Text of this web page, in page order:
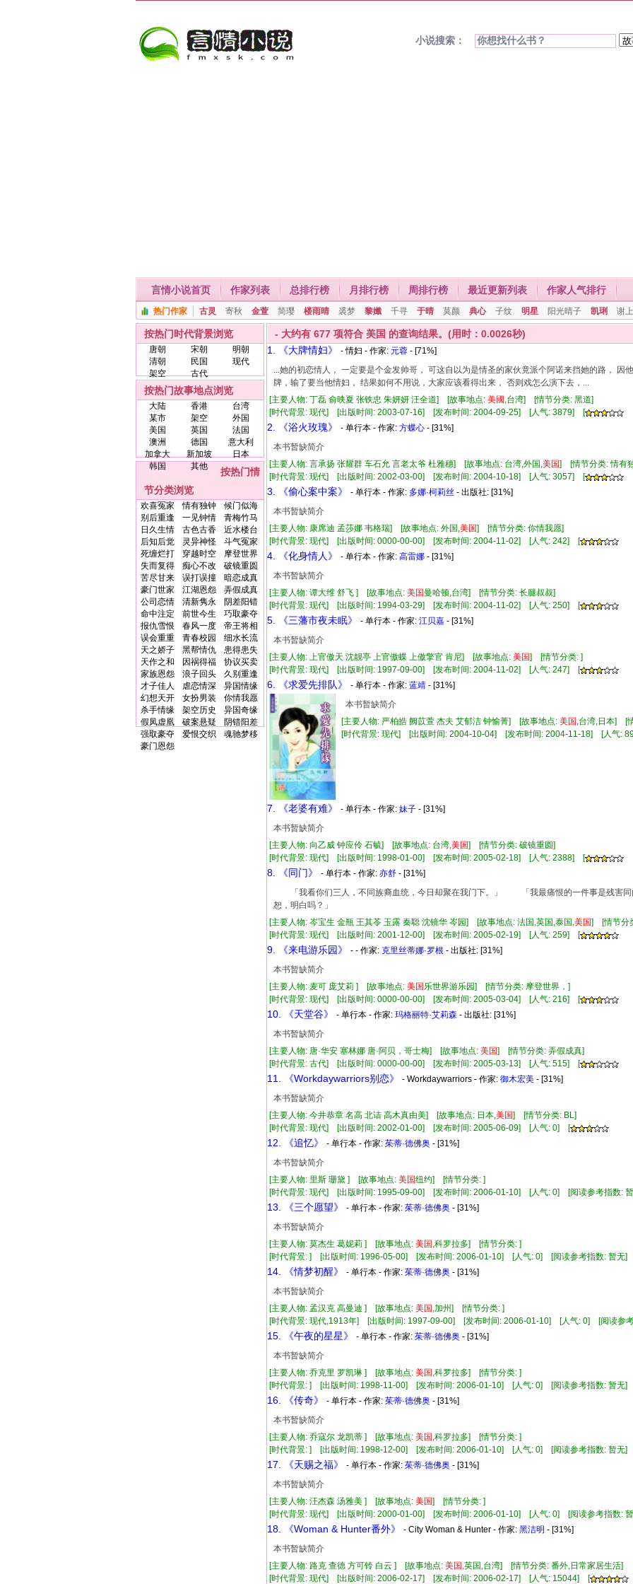
小说搜索：
言情小说首页 作家列表 总排行榜 月排行榜 周排行榜 最近更新列表 作家人气排行
热门作家 古灵 寄秋 金萱 简璎 楼雨晴 裘梦 黎孅 千寻 于晴 莫颜 典心 子纹 明星 阳光晴子 凯琍 谢
按热门时代背景浏览
唐朝 宋朝
明朝
清朝
民国
现代
架空
古代
按热门故事地点浏览
大陆 香港
台湾
某市
架空
外国
美国
英国
法国
澳洲
德国
意大利
加拿大
新加坡
日本
韩国
其他
按热门情
节分类浏览
欢喜冤家 情有独钟
候门似海
别后重逢
一见钟情
青梅竹马
日久生情
古色古香
近水楼台
后知后觉
灵异神怪
斗气冤家
死缠烂打
穿越时空
摩登世界
失而复得
痴心不改
破镜重圆
苦尽甘来
误打误撞
暗恋成真
豪门世家
江湖恩怨
弄假成真
公司恋情
清新隽永
阴差阳错
命中注定
前世今生
巧取豪夺
报仇雪恨
春风一度
帝王将相
误会重重
青春校园
细水长流
天之娇子
黑帮情仇
患得患失
天作之和
因祸得福
协议买卖
家族恩怨
浪子回头
久别重逢
才子佳人
虐恋情深
异国情缘
幻想天开
女扮男装
你情我愿
杀手情缘
架空历史
异国奇缘
假凤虚凰
破案悬疑
阴错阳差
强取豪夺
爱恨交织
魂驰梦移
豪门恩怨
- 大约有 677 项符合 美国 的查询结果。(用时：0.0026秒)
1. 《大牌情妇》
- 情妇 - 作家: 元蓉 - [71%]
...她的初恋情人， 一定要是个金发帅哥， 可这自以为是情圣的家伙竟派个阿诺来挡她的路， 因
牌，输了要当他情妇， 结果如何不用说，大家应该看得出来， 否则戏怎么演下去，...
[主要人物: 丁磊 俞映夏 张铁忠 朱妍妍 汪全道] [故事地点: 美國 ,台湾] [情节分类: 黑道]
[时代背景: 现代] [出版时间: 2003-07-16] [发布时间: 2004-09-25] [人气: 3879] [
2. 《浴火玫瑰》 - 单行本 - 作家: 方蝶心 - [31%]
本书暂缺简介
[主要人物: 言承扬 张耀群 车石允 言老太爷 杜雅穗] [故事地点: 台湾,外国,美国] [情节分类: 情有
[时代背景: 现代] [出版时间: 2002-03-00] [发布时间: 2004-10-18] [人气: 3057] [
3. 《偷心案中案》 - 单行本 - 作家: 多娜·柯莉丝 - 出版社: [31%]
本书暂缺简介
[主要人物: 康席迪 孟莎娜 韦格瑞] [故事地点: 外国,美国] [情节分类: 你情我愿]
[时代背景: 现代] [出版时间: 0000-00-00] [发布时间: 2004-11-02] [人气: 242] [
4. 《化身情人》 - 单行本 - 作家: 高雷娜 - [31%]
本书暂缺简介
[主要人物: 谭大维 舒飞 ] [故事地点: 美国 曼哈顿,台湾] [情节分类: 长腿叔叔]
[时代背景: 现代] [出版时间: 1994-03-29] [发布时间: 2004-11-02] [人气: 250] [
5. 《三藩市夜未眠》 - 单行本 - 作家: 江贝嘉 - [31%]
本书暂缺简介
[主要人物: 上官傲天 沈靓亭 上官傲蝶 上傲擎官 肯尼] [故事地点: 美国] [情节分类: ]
[时代背景: 现代] [出版时间: 1997-09-00] [发布时间: 2004-11-02] [人气: 247] [
6. 《求爱先排队》 - 单行本 - 作家: 蓝靖 - [31%]
本书暂缺简介
[主要人物: 严柏皓 阙苡萱 杰夫 艾郁洁 钟愉菁] [故事地点: 美国 ,台湾,日本] [
[时代背景: 现代] [出版时间: 2004-10-04] [发布时间: 2004-11-18] [人气:
7. 《老婆有难》 - 单行本 - 作家: 妹子 - [31%]
本书暂缺简介
[主要人物: 向乙威 钟应伶 石毓] [故事地点: 台湾,美国] [情节分类: 破镜重圆]
[时代背景: 现代] [出版时间: 1998-01-00] [发布时间: 2005-02-18] [人气: 2388] [
8. 《同门》 - 单行本 - 作家: 亦舒 - [31%]
「我看你们三人，不同族裔血统，今日却聚在我门下。」 「我最痛恨的一件事是残害
恕，明白吗？」
[主要人物: 岑宝生 金瓶 王其苓 玉露 秦聪 沈镜华 岑园] [故事地点: 法国,英国,泰国,美国] [情节分
[时代背景: 现代] [出版时间: 2001-12-00] [发布时间: 2005-02-19] [人气: 259] [
9. 《来电游乐园》 - - 作家: 克里丝蒂娜·罗根 - 出版社: [31%]
本书暂缺简介
[主要人物: 麦可 庞艾莉 ] [故事地点: 美国乐世界游乐园] [情节分类: 摩登世界，]
[时代背景: 现代] [出版时间: 0000-00-00] [发布时间: 2005-03-04] [人气: 216] [
10. 《天堂谷》 - 单行本 - 作家: 玛格丽特·艾莉森 - 出版社: [31%]
本书暂缺简介
[主要人物: 唐·华安 塞林娜 唐·阿贝，哥士梅] [故事地点: 美国] [情节分类: 弄假成真]
[时代背景: 古代] [出版时间: 0000-00-00] [发布时间: 2005-03-13] [人气: 515] [
11. 《Workdaywarriors别恋》 - Workdaywarriors - 作家: 御木宏美 - [31%]
本书暂缺简介
[主要人物: 今井恭章 名高 北诘 高木真由美] [故事地点: 日本,美国] [情节分类: BL]
[时代背景: 现代] [出版时间: 2002-01-00] [发布时间: 2005-06-09] [人气: 0] [
12. 《追忆》 - 单行本 - 作家: 茱蒂·德佛奥 - [31%]
本书暂缺简介
[主要人物: 里斯 珊黛 ] [故事地点: 美国纽约] [情节分类: ]
[时代背景: 现代] [出版时间: 1995-09-00] [发布时间: 2006-01-10] [人气: 0] [阅读参考指数:
13. 《三个愿望》 - 单行本 - 作家: 茱蒂·德佛奥 - [31%]
本书暂缺简介
[主要人物: 莫杰生 葛妮莉 ] [故事地点: 美国 ,科罗拉多] [情节分类: ]
[时代背景: ] [出版时间: 1996-05-00] [发布时间: 2006-01-10] [人气: 0] [阅读参考指数: 暂无]
14. 《情梦初醒》 - 单行本 - 作家: 茱蒂·德佛奥 - [31%]
本书暂缺简介
[主要人物: 孟汉克 高曼迪 ] [故事地点: 美国 ,加州] [情节分类: ]
[时代背景: 现代,1913年] [出版时间: 1997-09-00] [发布时间: 2006-01-10] [人气: 0] [阅读参
15. 《午夜的星星》 - 单行本 - 作家: 茱蒂·德佛奥 - [31%]
本书暂缺简介
[主要人物: 乔克里 罗凯琳 ] [故事地点: 美国 ,科罗拉多] [情节分类: ]
[时代背景: ] [出版时间: 1998-11-00] [发布时间: 2006-01-10] [人气: 0] [阅读参考指数: 暂无]
16. 《传奇》 - 单行本 - 作家: 茱蒂·德佛奥 - [31%]
本书暂缺简介
[主要人物: 乔寇尔 龙凯蒂 ] [故事地点: 美国 ,科罗拉多] [情节分类: ]
[时代背景: ] [出版时间: 1998-12-00] [发布时间: 2006-01-10] [人气: 0] [阅读参考指数: 暂无]
17. 《天赐之福》 - 单行本 - 作家: 茱蒂·德佛奥 - [31%]
本书暂缺简介
[主要人物: 汪杰森 汤雅美 ] [故事地点: 美国] [情节分类: ]
[时代背景: 现代] [出版时间: 2000-01-00] [发布时间: 2006-01-10] [人气: 0] [阅读参考指数:
18. 《Woman & Hunter番外》 - City Woman & Hunter - 作家: 黑洁明 - [31%]
本书暂缺简介
[主要人物: 路克 查德 方可铃 白云 ] [故事地点: 美国 ,英国,台湾] [情节分类: 番外,日常家居生活]
[时代背景: 现代] [出版时间: 2006-02-17] [发布时间: 2006-02-17] [人气: 15044] [